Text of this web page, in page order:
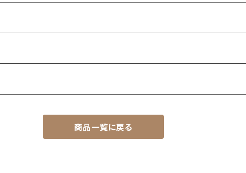
商品一覧に戻る